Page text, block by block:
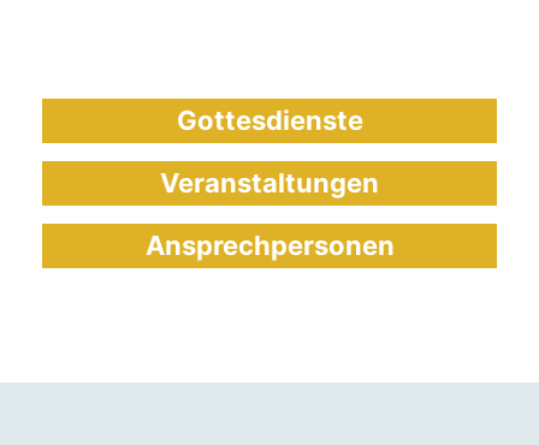
Gottesdienste
Veranstaltungen
Ansprechpersonen